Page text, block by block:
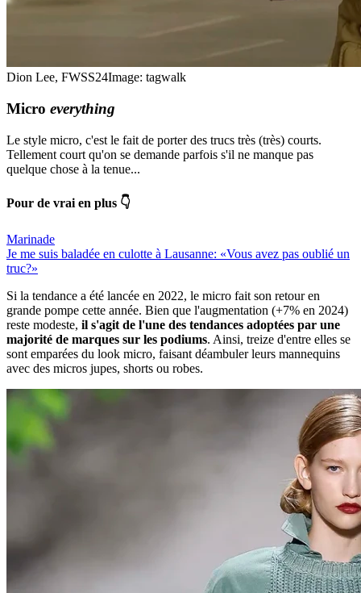
Dion Lee, FWSS24Image: tagwalk
Micro everything
Le style micro, c'est le fait de porter des trucs très (très) courts.
Tellement court qu'on se demande parfois s'il ne manque pas
quelque chose à la tenue...
Pour de vrai en plus 👇
Marinade
Je me suis baladée en culotte à Lausanne: «Vous avez pas oublié un
truc?»
Si la tendance a été lancée en 2022, le micro fait son retour en
grande pompe cette année. Bien que l'augmentation (+7% en 2024)
reste modeste, il s'agit de l'une des tendances adoptées par une
majorité de marques sur les podiums. Ainsi, treize d'entre elles se
sont emparées du look micro, faisant déambuler leurs mannequins
avec des micros jupes, shorts ou robes.